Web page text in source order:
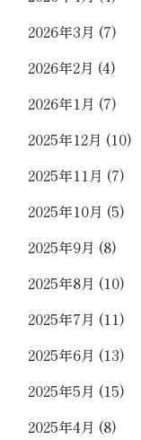
2026年3月 (7)
2026年2月 (4)
2026年1月 (7)
2025年12月 (10)
2025年11月 (7)
2025年10月 (5)
2025年9月 (8)
2025年8月 (10)
2025年7月 (11)
2025年6月 (13)
2025年5月 (15)
2025年4月 (8)